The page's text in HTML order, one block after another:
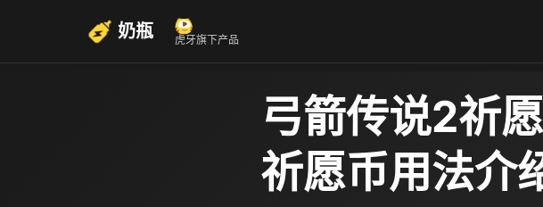
奶瓶 虎牙旗下产品
弓箭传说2祈
祈愿币用法介